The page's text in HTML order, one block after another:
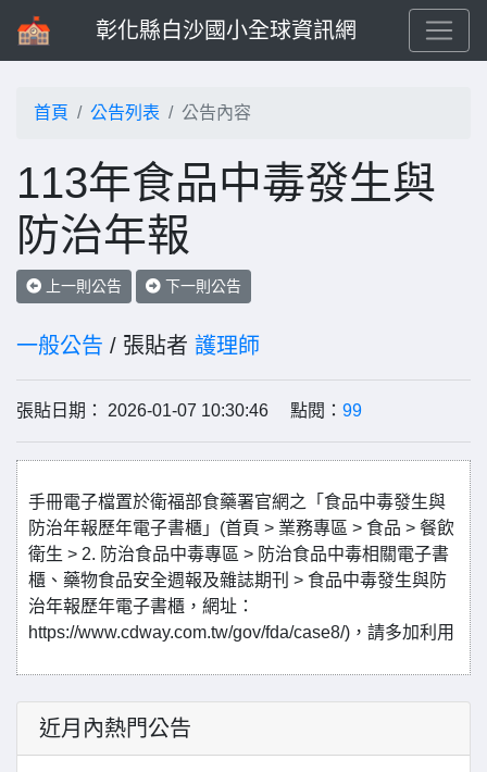
彰化縣白沙國小全球資訊網
首頁 公告列表 公告內容
113年食品中毒發生與
防治年報
上一則公告 下一則公告
一般公告 / 張貼者 護理師
張貼日期： 2026-01-07 10:30:46 點閱： 99
手冊電子檔置於衛福部食藥署官網之「食品中毒發生與
防治年報歷年電子書櫃」(首頁 > 業務專區 > 食品 > 餐飲
衛生 > 2. 防治食品中毒專區 > 防治食品中毒相關電子書
櫃、藥物食品安全週報及雜誌期刊 > 食品中毒發生與防
治年報歷年電子書櫃，網址：
https://www.cdway.com.tw/gov/fda/case8/)，請多加利用
近月內熱門公告